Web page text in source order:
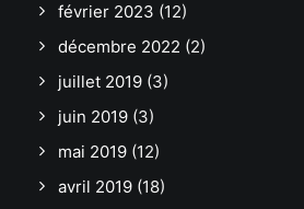
février 2023 (12)
décembre 2022 (2)
juillet 2019 (3)
juin 2019 (3)
mai 2019 (12)
avril 2019 (18)